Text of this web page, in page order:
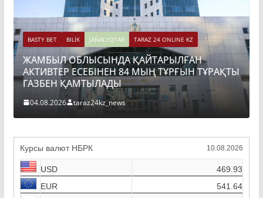
BASTY BET BILİK JAŃALYQTAR TARAZ 24 ONLINE KZ
ЖАМБЫЛ ОБЛЫСЫНДА ҚАЙТАРЫЛҒАН
АКТИВТЕР ЕСЕБІНЕН 84 МЫҢ ТҰРҒЫН ТҰРАҚТЫ
ГАЗБЕН ҚАМТЫЛАДЫ
04.08.2026 taraz24kz_news
Курсы валют НБРК
USD
469.93
EUR
541.64